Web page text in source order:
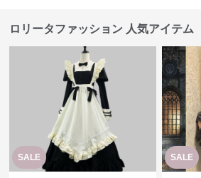
ロリータファッション 人気アイテム
SALE SALE